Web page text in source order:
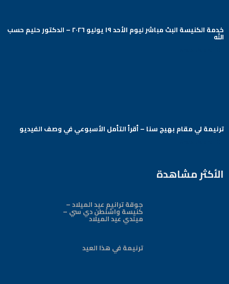
خدمة الكنيسة البث مباشر ليوم الأحد ١٩ يوليو ٢٠٢٦ – الدكتور حليم حسب
الله
ترنيمة لي مقام بهيج سنا – أقرأ التأمل الأسبوعي في وصف الفيديو
الأكثر مشاهدة
جوقة ترانيم عيد الميلاد –
كنيسة واشنطن دي سي –
ميلدي عيد الميلاد
ترنيمة في هذا العيد